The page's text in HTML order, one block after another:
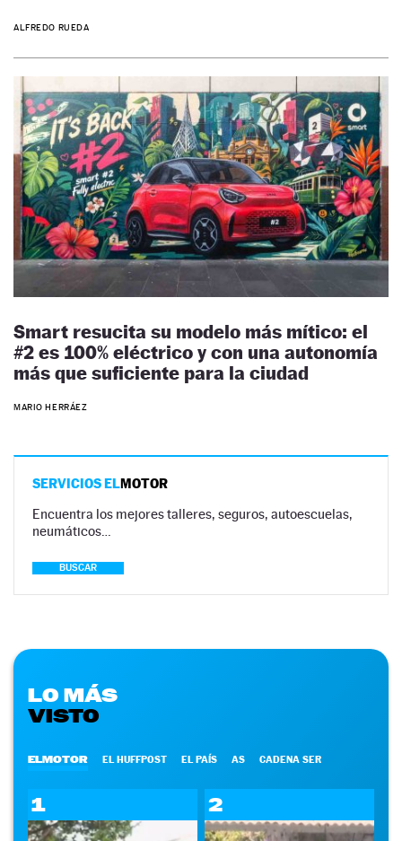
ALFREDO RUEDA
Smart resucita su modelo más mítico: el
#2 es 100% eléctrico y con una autonomía
más que suficiente para la ciudad
MARIO HERRÁEZ
SERVICIOS ELMOTOR
Encuentra los mejores talleres, seguros, autoescuelas,
neumáticos…
BUSCAR
LO MÁS
VISTO
ELMOTOR EL HUFFPOST EL PAÍS AS CADENA SER
1 2